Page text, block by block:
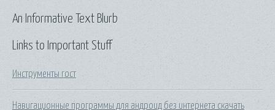
Links to Important Stuff
Инструменты гост
Навигационные программы для андроид без интернета скачать
An Informative Text Blurb